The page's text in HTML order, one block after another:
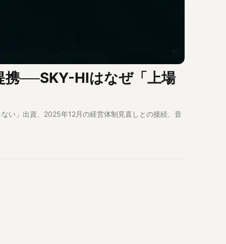
──SKY-HIはなぜ「上場
い」出資、2025年12月の経営体制見直しとの接続、音